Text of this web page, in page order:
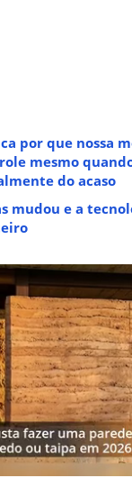
por que nossa
mesmo
do acaso
mudou e a